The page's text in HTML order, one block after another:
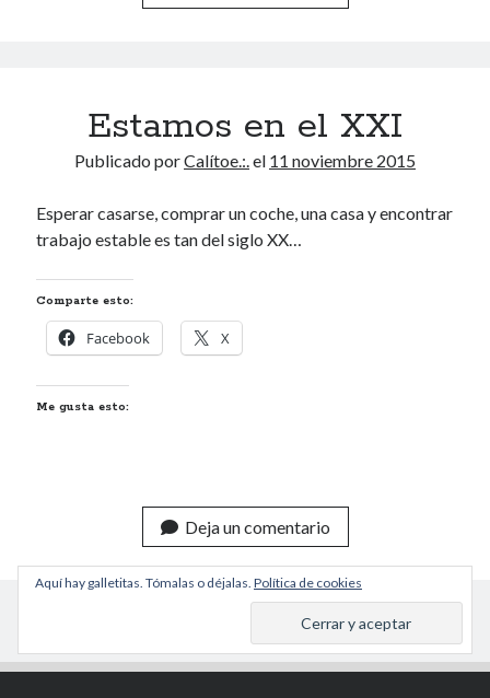
Estamos en el XXI
Publicado porCalítoe.:.el 11 noviembre 2015
Esperar casarse, comprar un coche, una casa y encontrar
trabajo estable es tan del siglo XX…
Comparte esto:
Facebook X
Me gusta esto:
Deja un comentario
Aquí hay galletitas. Tómalas o déjalas. Política de cookies